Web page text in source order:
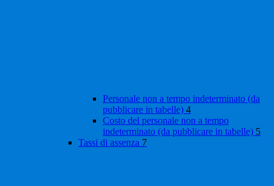
Personale non a tempo indeterminato (da
pubblicare in tabelle) 4
Costo del personale non a tempo
indeterminato (da pubblicare in tabelle) 5
Tassi di assenza 7